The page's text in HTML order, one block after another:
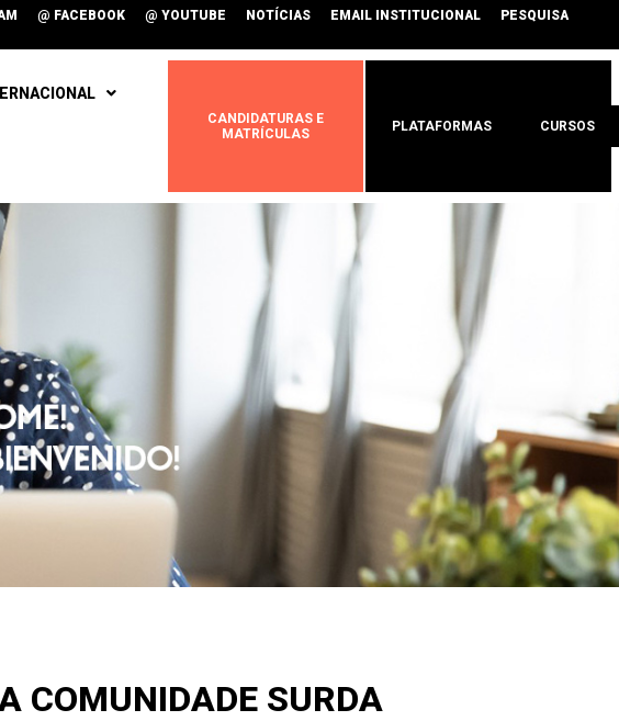
@ FACEBOOK @ YOUTUBE NOTÍCIAS EMAIL INSTITUCIONAL
PESQUISA
CANDIDATURAS E
MATRÍCULAS
PLATAFORMAS CURSOS
COMUNIDADE SURDA